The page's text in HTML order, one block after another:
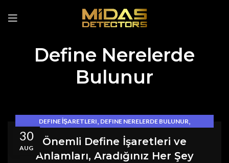
Define Nerelerde
Bulunur
30
AUG
DEFINE İŞARETLERI, DEFINE NERELERDE BULUNUR,
DEFINECILIK FOTOĞRAFLI DEFINE İŞARETLERI
RESIMLI DEFINE İŞARETLERI
Önemli Define İşaretleri ve
Anlamları, Aradığınız Her Şey